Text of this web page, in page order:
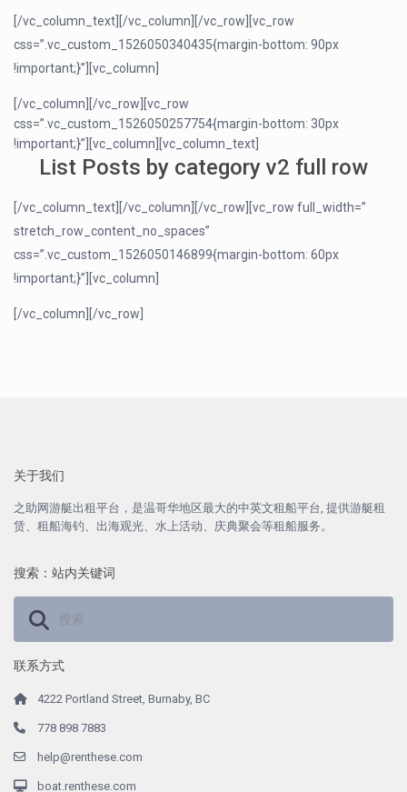
[/vc_column_text][/vc_column][/vc_row][vc_row
css=”.vc_custom_1526050340435{margin-bottom: 90px
!important;}”][vc_column]
[/vc_column][/vc_row][vc_row
css=”.vc_custom_1526050257754{margin-bottom: 30px
!important;}”][vc_column][vc_column_text]
List Posts by category v2 full row
[/vc_column_text][/vc_column][/vc_row][vc_row full_width=”
stretch_row_content_no_spaces”
css=”.vc_custom_1526050146899{margin-bottom: 60px
!important;}”][vc_column]
[/vc_column][/vc_row]
关于我们
之助网游艇出租平台，是温哥华地区最大的中英文租船平台, 提供游艇租
赁、租船海钓、出海观光、水上活动、庆典聚会等租船服务。
搜索：站内关键词
联系方式
4222 Portland Street, Burnaby, BC
778 898 7883
help@renthese.com
boat.renthese.com